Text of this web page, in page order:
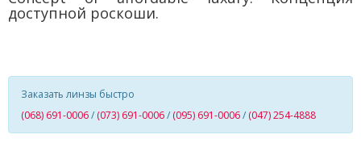
доступной роскоши.
Заказать линзы быстро
(068) 691-0006/ (073) 691-0006/ (095) 691-0006/ (047) 254-4888